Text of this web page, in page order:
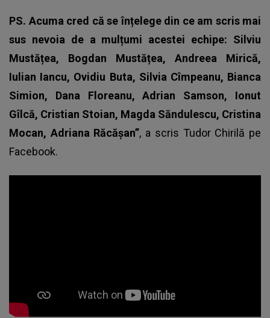
PS. Acuma cred că se înțelege din ce am scris mai
sus nevoia de a mulțumi acestei echipe: Silviu
Mustățea, Bogdan Mustățea, Andreea Mirică,
Iulian Iancu, Ovidiu Buta, Silvia Cîmpeanu, Bianca
Simion, Dana Floreanu, Adrian Samson, Ionut
Gîlcă, Cristian Stoian, Magda Săndulescu, Cristina
Mocan, Adriana Răcășan”, a scris Tudor Chirilă pe
Facebook.